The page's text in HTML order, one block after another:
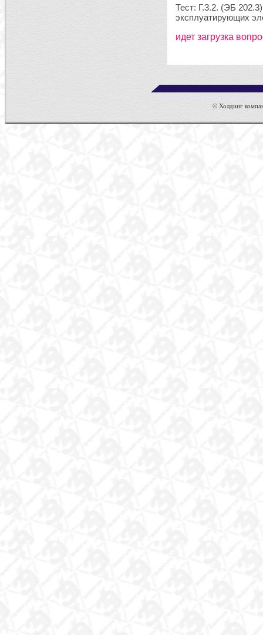
© Холдинг